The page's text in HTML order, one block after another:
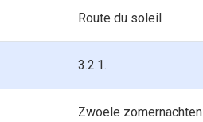
Route du soleil
3.2.1.
Zwoele zomernachten